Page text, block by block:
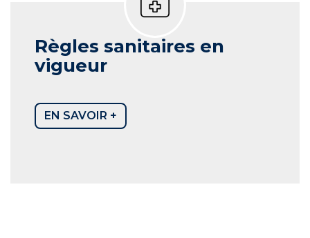
Règles sanitaires en
vigueur
EN SAVOIR +